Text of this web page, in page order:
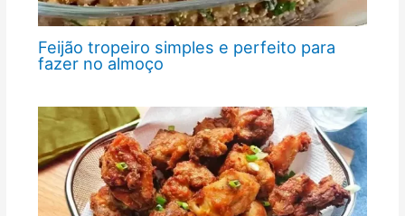
Feijão tropeiro simples e perfeito para
fazer no almoço